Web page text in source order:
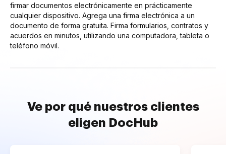
firmar documentos electrónicamente en prácticamente
cualquier dispositivo. Agrega una firma electrónica a un
documento de forma gratuita. Firma formularios, contratos y
acuerdos en minutos, utilizando una computadora, tableta o
teléfono móvil.
Ve por qué nuestros clientes
eligen DocHub